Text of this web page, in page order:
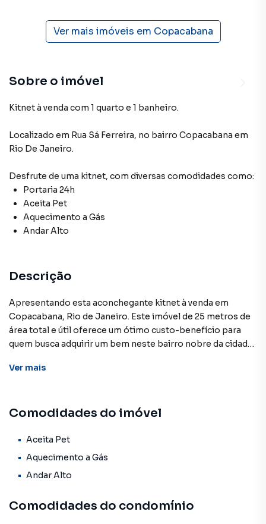
Ver mais imóveis em Copacabana
Sobre o imóvel
Kitnet à venda com 1 quarto e 1 banheiro.
Localizado em Rua Sá Ferreira, no bairro Copacabana em
Rio De Janeiro.
Desfrute de uma kitnet, com diversas comodidades como:
Portaria 24h
Aceita Pet
Aquecimento a Gás
Andar Alto
Descrição
Apresentando esta aconchegante kitnet à venda em
Copacabana, Rio de Janeiro. Este imóvel de 25 metros de
área total e útil oferece um ótimo custo-benefício para
quem busca adquirir um bem neste bairro nobre da cidade.
O prédio conta com a comodidade de uma portaria 24
esta kitnet em Copacabana, localizada em uma das regiões
mais valorizadas e desejadas da cidade do Rio de Janeiro.
imóvel.
Ver mais
Comodidades do imóvel
Aceita Pet
Aquecimento a Gás
Andar Alto
Comodidades do condomínio